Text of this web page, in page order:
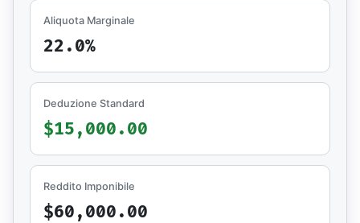
Aliquota Marginale
22.0%
Deduzione Standard
$15,000.00
Reddito Imponibile
$60,000.00